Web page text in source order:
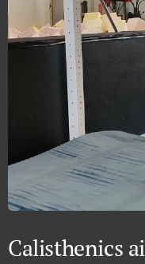
Calisthenics